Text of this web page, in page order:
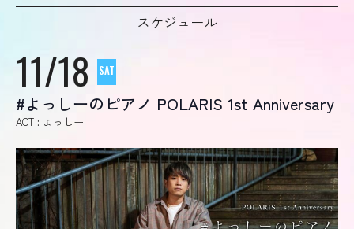
スケジュール
11/18 SAT
#よっしーのピアノ POLARIS 1st Anniversary
ACT : よっしー